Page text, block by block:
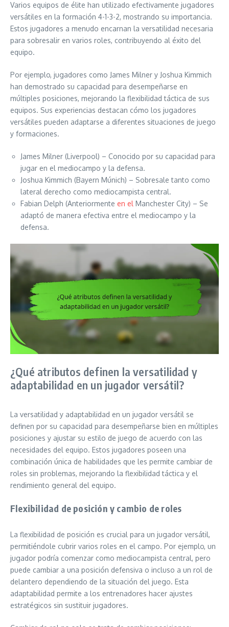
Varios equipos de élite han utilizado efectivamente jugadores
versátiles en la formación 4-1-3-2, mostrando su importancia.
Estos jugadores a menudo encarnan la versatilidad necesaria
para sobresalir en varios roles, contribuyendo al éxito del
equipo.
Por ejemplo, jugadores como James Milner y Joshua Kimmich
han demostrado su capacidad para desempeñarse en
múltiples posiciones, mejorando la flexibilidad táctica de sus
equipos. Sus experiencias destacan cómo los jugadores
versátiles pueden adaptarse a diferentes situaciones de juego
y formaciones.
James Milner (Liverpool) – Conocido por su capacidad para
jugar en el mediocampo y la defensa.
Joshua Kimmich (Bayern Múnich) – Sobresale tanto como
lateral derecho como mediocampista central.
Fabian Delph (Anteriormente en el Manchester City) – Se
adaptó de manera efectiva entre el mediocampo y la
defensa.
¿Qué atributos definen la versatilidad y
adaptabilidad en un jugador versátil?
La versatilidad y adaptabilidad en un jugador versátil se
definen por su capacidad para desempeñarse bien en múltiples
posiciones y ajustar su estilo de juego de acuerdo con las
necesidades del equipo. Estos jugadores poseen una
combinación única de habilidades que les permite cambiar de
roles sin problemas, mejorando la flexibilidad táctica y el
rendimiento general del equipo.
Flexibilidad de posición y cambio de roles
La flexibilidad de posición es crucial para un jugador versátil,
permitiéndole cubrir varios roles en el campo. Por ejemplo, un
jugador podría comenzar como mediocampista central, pero
puede cambiar a una posición defensiva o incluso a un rol de
delantero dependiendo de la situación del juego. Esta
adaptabilidad permite a los entrenadores hacer ajustes
estratégicos sin sustituir jugadores.